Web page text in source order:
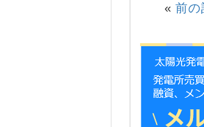
«前の